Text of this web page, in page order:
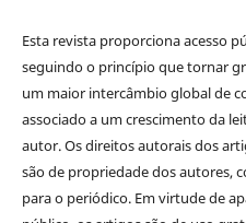
Esta revista proporciona acesso
seguindo o princípio que tornar
um maior intercâmbio global de
associado a um crescimento da
autor. Os direitos autorais dos
são de propriedade dos autores,
para o periódico. Em virtude de